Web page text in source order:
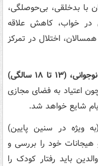
با بدخلقی، بی‌حوصلگی،
در خواب، کاهش علاقه
اختلال در تمرکز
نوجوانی، (۱۳ تا ۱۸ سالگی)
اعتیاد به فضای مجازی
شایع خواهد شد.
ویژه در سنین پایین)
هیجانات خود را بررسی و
باید رفتار کودک را